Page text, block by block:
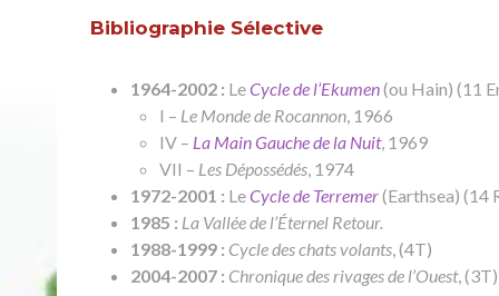
Bibliographie Sélective
1964-2002 : LeCycle de l’Ekumen(ou Hain) (11
I – Le Monde de Rocannon, 1966
IV – La Main Gauche de la Nuit, 1969
VII – Les Dépossédés, 1974
1972-2001 : LeCycle de Terremer(Earthsea) (14
1985 : La Vallée de l’Éternel Retour.
1988-1999 : Cycle des chats volants, (4T)
2004-2007 : Chronique des rivages de l’Ouest, (3T)